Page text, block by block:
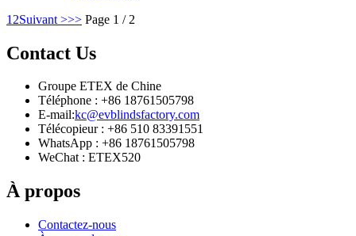
1 2Suivant >>> Page 1 / 2
Contact Us
Groupe ETEX de Chine
Téléphone : +86 18761505798
E-mail:kc@evblindsfactory.com
Télécopieur : +86 510 83391551
WhatsApp : +86 18761505798
WeChat : ETEX520
À propos
Contactez-nous